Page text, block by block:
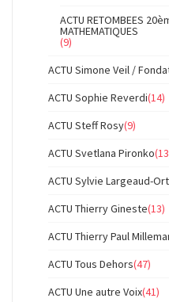
ACTU RETOMBEES
MATHEMATIQUES
(9)
ACTU Simone Veil /
ACTU Sophie Reverdi(14)
ACTU Steff Rosy(9)
ACTU Svetlana Pironko
ACTU Sylvie Largeaud-
ACTU Thierry Gineste(13)
ACTU Thierry Paul
ACTU Tous Dehors(47)
ACTU Une autre Voix(41)